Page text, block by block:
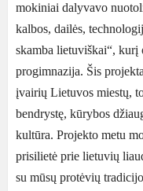
mokiniai dalyvavo
kalbos, dailės,
skamba lietuviškai“,
progimnazija. Šis
įvairių Lietuvos miestų,
bendrystę, kūrybos
kultūra. Projekto metu
prisilietė prie lietuvių
su mūsų protėvių